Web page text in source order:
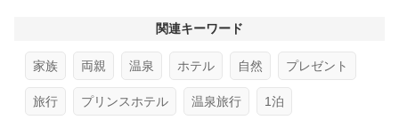
関連キーワード
家族 両親 温泉 ホテル 自然 プレゼント
旅行 プリンスホテル 温泉旅行 1泊